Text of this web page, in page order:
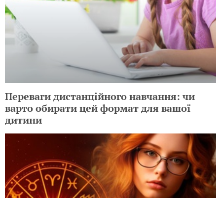
Переваги дистанційного навчання: чи
варто обирати цей формат для вашої
дитини